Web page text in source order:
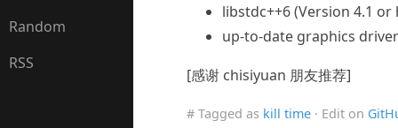
Random
RSS
libstdc++6 (Version 4.1 or
up-to-date graphics
[感谢 chisiyuan 朋友推荐]
# Tagged as kill time· Edit on